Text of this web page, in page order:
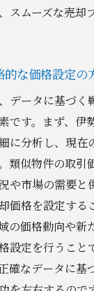
リアや開発プ
文化を活かし
ネットワーク
を活用したプ
ディアを活用した
や特色を活か
を伝えるため
スムーズな売却
的な価格設定の
データに基づく
です。まず、伊
に分析し、現在
類似物件の取引
や市場の需要と
価格を設定する
の価格動向や新
設定を行うこと
確なデータに基